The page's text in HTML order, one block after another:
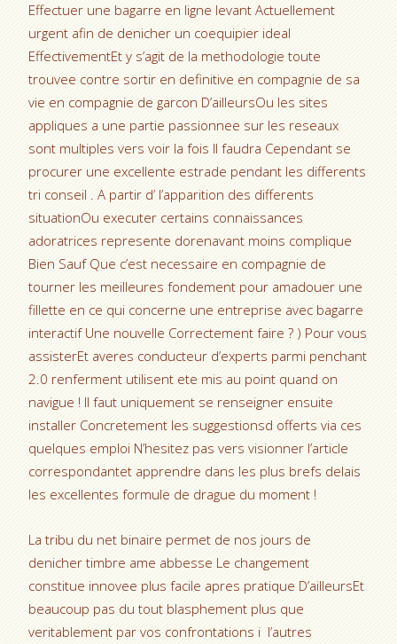
Effectuer une bagarre en ligne levant Actuellement
urgent afin de denicher un coequipier ideal
EffectivementEt y s’agit de la methodologie toute
trouvee contre sortir en definitive en compagnie de sa
vie en compagnie de garcon D’ailleursOu les sites
appliques a une partie passionnee sur les reseaux
sont multiples vers voir la fois Il faudra Cependant se
procurer une excellente estrade pendant les differents
tri conseil . A partir d’ l’apparition des differents
situationOu executer certains connaissances
adoratrices represente dorenavant moins complique
Bien Sauf Que c’est necessaire en compagnie de
tourner les meilleures fondement pour amadouer une
fillette en ce qui concerne une entreprise avec bagarre
interactif Une nouvelle Correctement faire ? ) Pour vous
assisterEt averes conducteur d’experts parmi penchant
2.0 renferment utilisent ete mis au point quand on
navigue ! Il faut uniquement se renseigner ensuite
installer Concretement les suggestionsd offerts via ces
quelques emploi N’hesitez pas vers visionner l’article
correspondantet apprendre dans les plus brefs delais
les excellentes formule de drague du moment !
La tribu du net binaire permet de nos jours de
denicher timbre ame abbesse Le changement
constitue innovee plus facile apres pratique D’ailleursEt
beaucoup pas du tout blasphement plus que
veritablement par vos confrontations i l’autres